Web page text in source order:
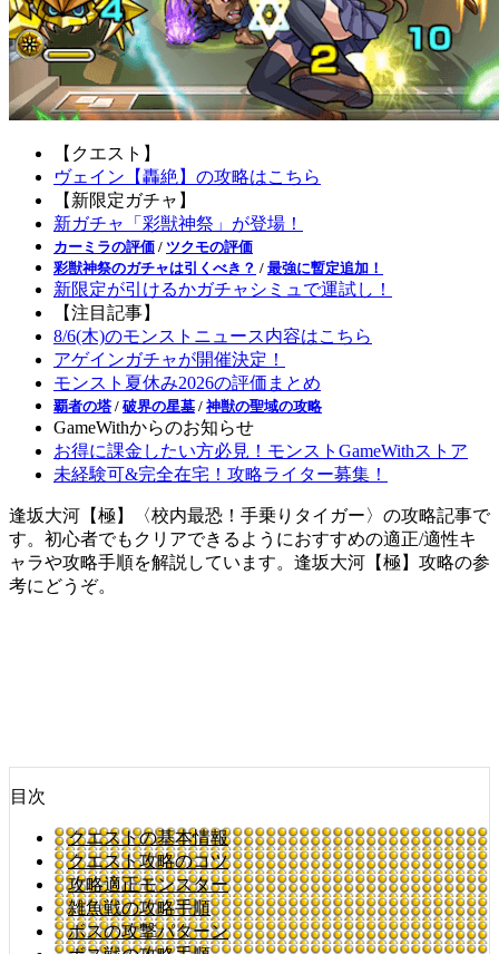
【クエスト】
ヴェイン【轟絶】の攻略はこちら
【新限定ガチャ】
新ガチャ「彩獣神祭」が登場！
カーミラの評価 / ツクモの評価
彩獣神祭のガチャは引くべき？ / 最強に暫定追加！
新限定が引けるかガチャシミュで運試し！
【注目記事】
8/6(木)のモンストニュース内容はこちら
アゲインガチャが開催決定！
モンスト夏休み2026の評価まとめ
覇者の塔 / 破界の星墓 / 神獣の聖域の攻略
GameWithからのお知らせ
お得に課金したい方必見！モンストGameWithストア
未経験可&完全在宅！攻略ライター募集！
逢坂大河【極】〈校内最恐！手乗りタイガー〉の攻略記事で
す。初心者でもクリアできるようにおすすめの適正/適性キ
ャラや攻略手順を解説しています。逢坂大河【極】攻略の参
考にどうぞ。
目次
クエストの基本情報
クエスト攻略のコツ
攻略適正モンスター
雑魚戦の攻略手順
ボスの攻撃パターン